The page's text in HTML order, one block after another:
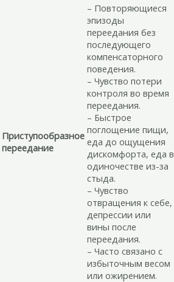
Приступообразное
переедание
– Повторяющиеся
эпизоды
переедания без
последующего
компенсаторного
поведения.
– Чувство потери
контроля во время
переедания.
– Быстрое
поглощение пищи,
еда до ощущения
дискомфорта, еда в
одиночестве из-за
стыда.
– Чувство
отвращения к себе,
депрессии или
вины после
переедания.
– Часто связано с
избыточным весом
или ожирением.